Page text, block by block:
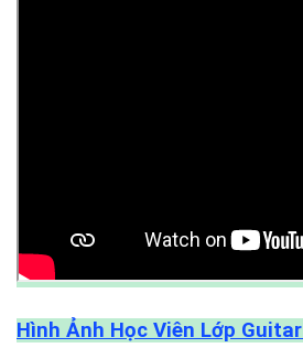
Hình Ảnh Học Viên Lớp Guitar